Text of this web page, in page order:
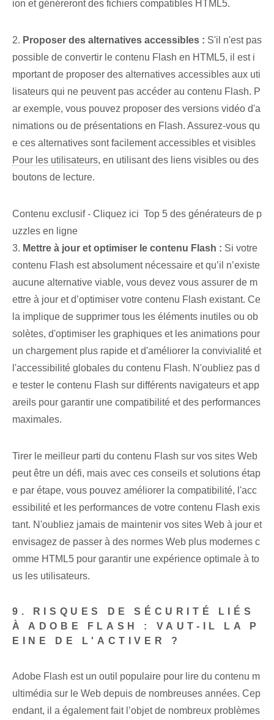
ion et généreront des fichiers compatibles HTML5.
2. Proposer des alternatives accessibles : S'il n'est pas
possible de convertir le contenu Flash en HTML5, il est i
mportant de proposer des alternatives accessibles aux uti
lisateurs qui ne peuvent pas accéder au contenu Flash. P
ar exemple, vous pouvez proposer des versions vidéo d'a
nimations ou de présentations en Flash. Assurez-vous qu
e ces alternatives sont facilement accessibles et visibles
Pour les utilisateurs, en utilisant des liens visibles ou des
boutons de lecture.
Contenu exclusif - Cliquez ici Top 5 des générateurs de p
uzzles en ligne
3. Mettre à jour et optimiser le contenu Flash : Si votre
contenu Flash est absolument nécessaire et qu’il n’existe
aucune alternative viable, vous devez vous assurer de m
ettre à jour et d’optimiser votre contenu Flash existant. Ce
la implique de supprimer tous les éléments inutiles ou ob
solètes, d'optimiser les graphiques et les animations pour
un chargement plus rapide et d'améliorer la convivialité et
l'accessibilité globales du contenu Flash. N'oubliez pas d
e tester le contenu Flash sur différents navigateurs et app
areils pour garantir une compatibilité et des performances
maximales.
Tirer le meilleur parti du contenu Flash sur vos sites Web
peut être un défi, mais avec ces conseils et solutions étap
e par étape, vous pouvez améliorer la compatibilité, l'acc
essibilité et les performances de votre contenu Flash exis
tant. N'oubliez jamais de maintenir vos sites Web à jour et
envisagez de passer à des normes Web plus modernes c
omme HTML5 pour garantir une expérience optimale à to
us les utilisateurs.
9. RISQUES DE SÉCURITÉ LIÉS
À ADOBE FLASH : VAUT-IL LA P
EINE DE L'ACTIVER ?
Adobe Flash est un outil populaire pour lire du contenu m
ultimédia sur le Web depuis de nombreuses années. Cep
endant, il a également fait l’objet de nombreux problèmes